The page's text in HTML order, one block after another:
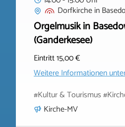
Dorfkirchein
Orgelmusik in
(Ganderkesee)
Eintritt 15,00 €
Weitere Informationen
#Kultur & Tourismus
Kirche-MV